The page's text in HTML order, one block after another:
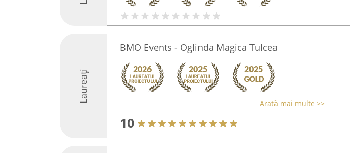
Laureați
BMO Events - Oglinda Magica Tulcea
Arată mai multe >>
10